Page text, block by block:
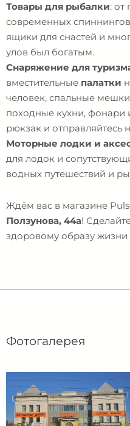
Товары для рыбалки: от
современных
ящики для снастей и
улов был богатым.
Снаряжение для
вместительные палатки
человек, спальные
походные кухни, фонари
рюкзак и отправляйтесь
Моторные лодки и
для лодок и
водных путешествий и
Ждём вас в магазине
Ползунова, 44а!
здоровому образу жизни
Фотогалерея